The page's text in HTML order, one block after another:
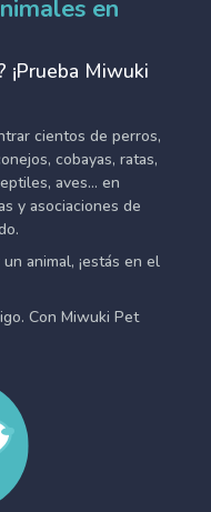
en
¡Prueba Miwuki
cientos de perros,
cobayas, ratas,
aves... en
y asociaciones de
animal, ¡estás en el
Con Miwuki Pet